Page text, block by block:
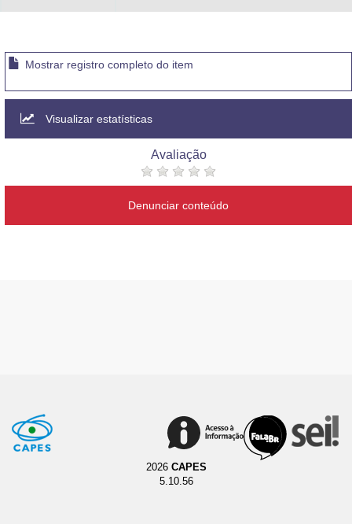
Mostrar registro completo do item
Visualizar estatísticas
Avaliação
Denunciar conteúdo
2026 CAPES
5.10.56